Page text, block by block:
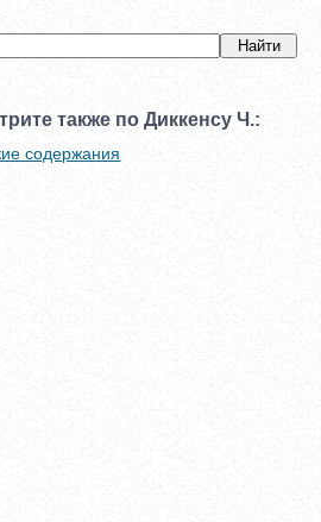
также по Диккенсу Ч.:
содержания